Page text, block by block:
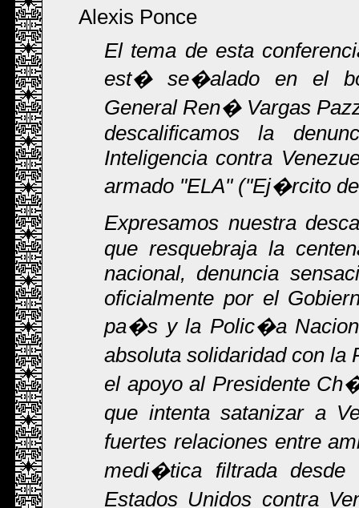
Alexis Ponce
El tema de esta
est� se�alado en el
General Ren� Vargas
descalificamos la
Inteligencia contra
armado "ELA" ("Ej�rcito
Expresamos nuestra
que resquebraja la
nacional, denuncia
oficialmente por el
pa�s y la Polic�a
absoluta solidaridad con
el apoyo al Presidente
que intenta satanizar a
fuertes relaciones entre
medi�tica filtrada desde
Estados Unidos contra